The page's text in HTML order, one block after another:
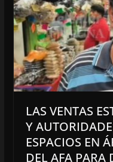
LAS VENTAS
Y
ESPACIOS EN
DEL AFA PARA